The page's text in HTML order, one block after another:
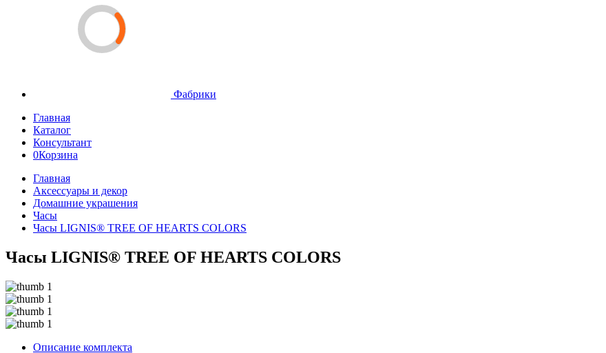
Фабрики
Главная
Каталог
Консультант
0Корзина
Главная
Аксессуары и декор
Домашние украшения
Часы
Часы LIGNIS® TREE OF HEARTS COLORS
Часы LIGNIS® TREE OF HEARTS COLORS
Описание комплекта